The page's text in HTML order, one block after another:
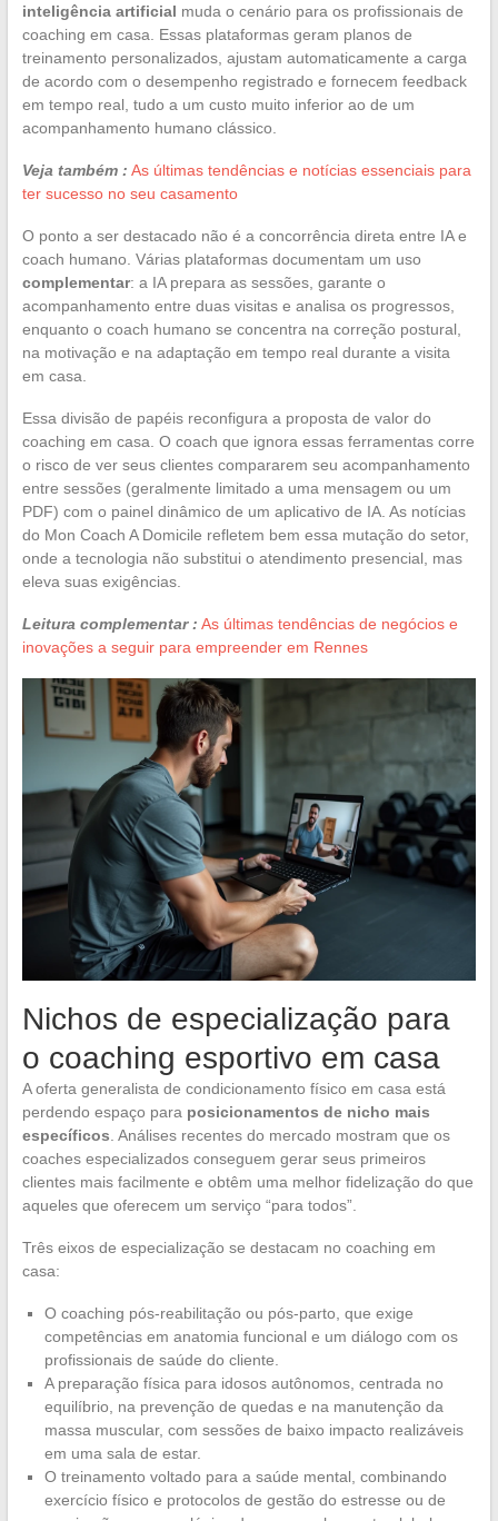
inteligência artificial muda o cenário para os profissionais de
coaching em casa. Essas plataformas geram planos de
treinamento personalizados, ajustam automaticamente a carga
de acordo com o desempenho registrado e fornecem feedback
em tempo real, tudo a um custo muito inferior ao de um
acompanhamento humano clássico.
Veja também : As últimas tendências e notícias essenciais para
ter sucesso no seu casamento
O ponto a ser destacado não é a concorrência direta entre IA e
coach humano. Várias plataformas documentam um uso
complementar: a IA prepara as sessões, garante o
acompanhamento entre duas visitas e analisa os progressos,
enquanto o coach humano se concentra na correção postural,
na motivação e na adaptação em tempo real durante a visita
em casa.
Essa divisão de papéis reconfigura a proposta de valor do
coaching em casa. O coach que ignora essas ferramentas corre
o risco de ver seus clientes compararem seu acompanhamento
entre sessões (geralmente limitado a uma mensagem ou um
PDF) com o painel dinâmico de um aplicativo de IA. As notícias
do Mon Coach A Domicile refletem bem essa mutação do setor,
onde a tecnologia não substitui o atendimento presencial, mas
eleva suas exigências.
Leitura complementar : As últimas tendências de negócios e
inovações a seguir para empreender em Rennes
Nichos de especialização para
o coaching esportivo em casa
A oferta generalista de condicionamento físico em casa está
perdendo espaço para posicionamentos de nicho mais
específicos . Análises recentes do mercado mostram que os
coaches especializados conseguem gerar seus primeiros
clientes mais facilmente e obtêm uma melhor fidelização do que
aqueles que oferecem um serviço “para todos”.
Três eixos de especialização se destacam no coaching em
casa:
O coaching pós-reabilitação ou pós-parto, que exige
competências em anatomia funcional e um diálogo com os
profissionais de saúde do cliente.
A preparação física para idosos autônomos, centrada no
equilíbrio, na prevenção de quedas e na manutenção da
massa muscular, com sessões de baixo impacto realizáveis
em uma sala de estar.
O treinamento voltado para a saúde mental, combinando
exercício físico e protocolos de gestão do estresse ou de